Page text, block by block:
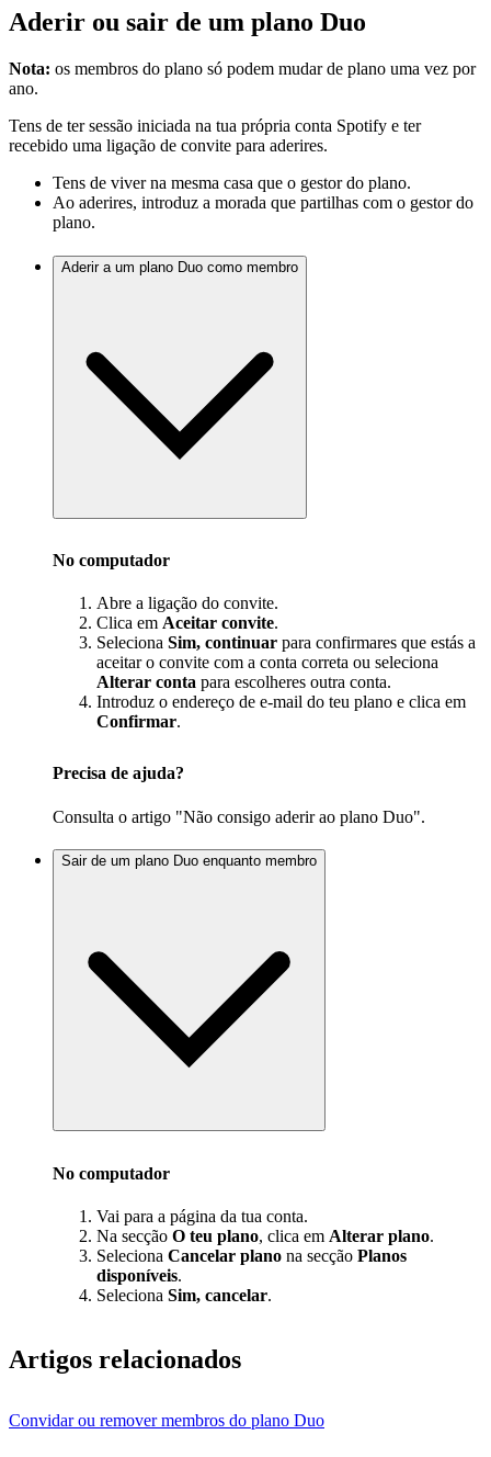
Aderir ou sair de um plano Duo
Nota: os membros do plano só podem mudar de plano uma vez por
ano.
Tens de ter sessão iniciada na tua própria conta Spotify e ter
recebido uma ligação de convite para aderires.
Tens de viver na mesma casa que o gestor do plano.
Ao aderires, introduz a morada que partilhas com o gestor do
plano.
Aderir a um plano Duo como membro
No computador
Abre a ligação do convite.
Clica em Aceitar convite.
Seleciona Sim, continuar para confirmares que estás a
aceitar o convite com a conta correta ou seleciona
Alterar conta para escolheres outra conta.
Introduz o endereço de e-mail do teu plano e clica em
Confirmar.
Precisa de ajuda?
Consulta o artigo "Não consigo aderir ao plano Duo".
Sair de um plano Duo enquanto membro
No computador
Vai para a página da tua conta.
Na secção O teu plano, clica em Alterar plano.
Seleciona Cancelar plano na secção Planos
disponíveis.
Seleciona Sim, cancelar.
Artigos relacionados
Convidar ou remover membros do plano Duo